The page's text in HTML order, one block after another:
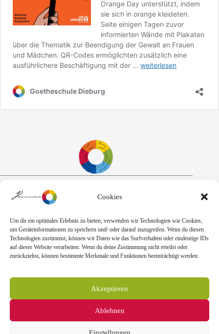
Cookies
Um dir ein optimales Erlebnis zu bieten, verwenden wir Technologien wie Cookies,
um Geräteinformationen zu speichern und/ oder darauf zuzugreifen. Wenn du diesen
Technologien zustimmst, können wir Daten wie das Surfverhalten oder eindeutige IDs
auf dieser Website verarbeiten. Wenn du deine Zustimmung nicht erteilst oder
zurückziehst, können bestimmte Merkmale und Funktionen beeinträchtigt werden.
Akzeptieren
Ablehnen
Einstellungen
Sekretariat:
Montag - Donnerstag: 7.45 Uhr bis 14:30 Uhr
E-Mail:
sekretariat@goethe.schule
Telefon
+49 6071 9888 0
Fax
+49 6071 9888 50
Anschrift
Goetheschule Dieburg
Kooperative Gesamtschule des Landkreises
Goethestraße 10-14, 64807 Dieburg